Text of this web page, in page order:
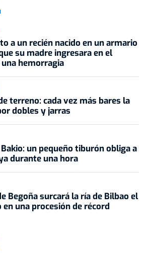
a un recién nacido en un armario
su madre ingresara en el
hemorragia
terreno: cada vez más bares la
dobles y jarras
un pequeño tiburón obliga a
durante una hora
Begoña surcará la ría de Bilbao el
en una procesión de récord